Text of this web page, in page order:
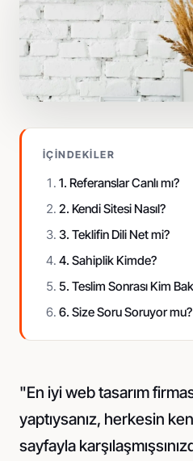
Pazaryeri standardında
Sosyal Medya
İçerik üretimi ve reklam
İÇINDEKILER
1. Referanslar Canlı mı?
2. Kendi Sitesi Nasıl?
3. Teklifin Dili Net mi?
4. Sahiplik Kimde?
5. Teslim Sonrası Kim
6. Size Soru Soruyor mu?
"En iyi web tasarım
yaptıysanız, herkesin
sayfayla